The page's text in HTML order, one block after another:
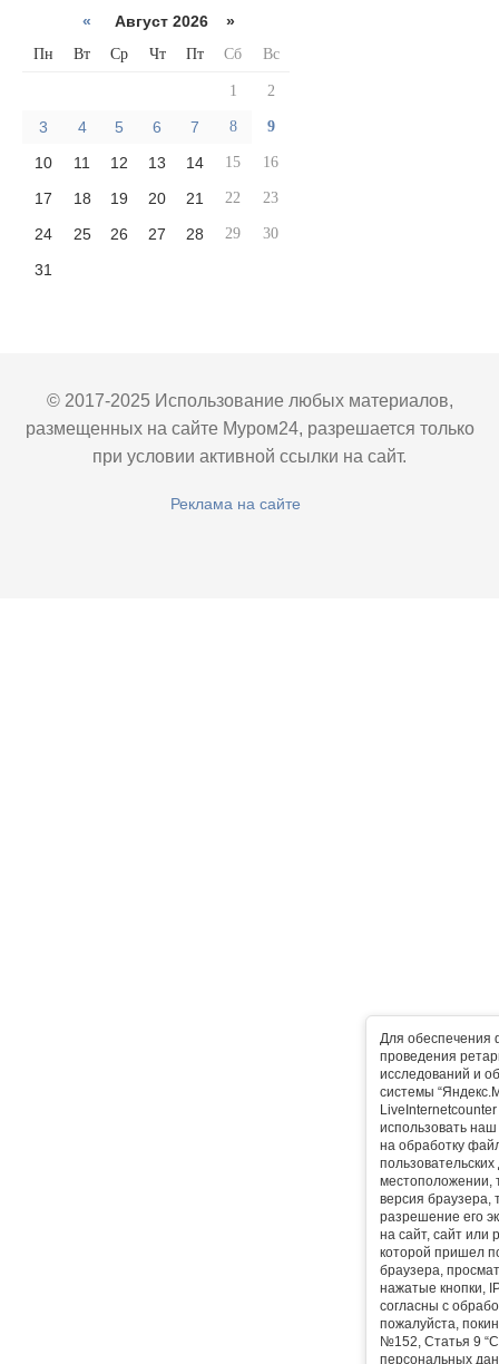
Для обеспечения
проведения
исследований и
системы
использовать
на обработку
местоположении,
версия браузера,
разрешение его
на сайт, сайт или
которой пришел
браузера,
нажатые кнопки,
согласны с
пожалуйста,
№152, Статья 9
персональных
« Август 2026 »
Пн Вт Ср Чт Пт Сб Вс
1 2
3 4 5 6 7 8 9
10 11 12 13 14 15 16
17 18 19 20 21 22 23
24 25 26 27 28 29 30
31
© 2017-2025 Использование любых материалов,
размещенных на сайте Муром24, разрешается только
при условии активной ссылки на сайт.
Реклама на сайте